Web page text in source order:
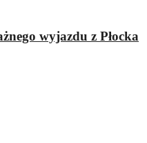
wyjazdu z Płocka